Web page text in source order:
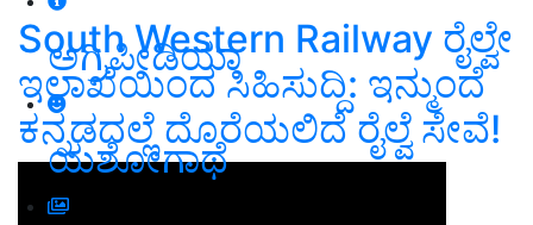
ಅಗ್ರಿಪೀಡಿಯಾ
ಯಶೋಗಾಥೆ
South Western Railway ರೈಲ್ವೇ
ಇಲಾಖೆಯಿಂದ ಸಿಹಿಸುದ್ದಿ: ಇನ್ಮುಂದೆ
ಕನ್ನಡದಲ್ಲೆ ದೊರೆಯಲಿದೆ ರೈಲ್ವೆ ಸೇವೆ!